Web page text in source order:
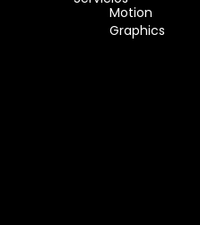
Motion
Graphics